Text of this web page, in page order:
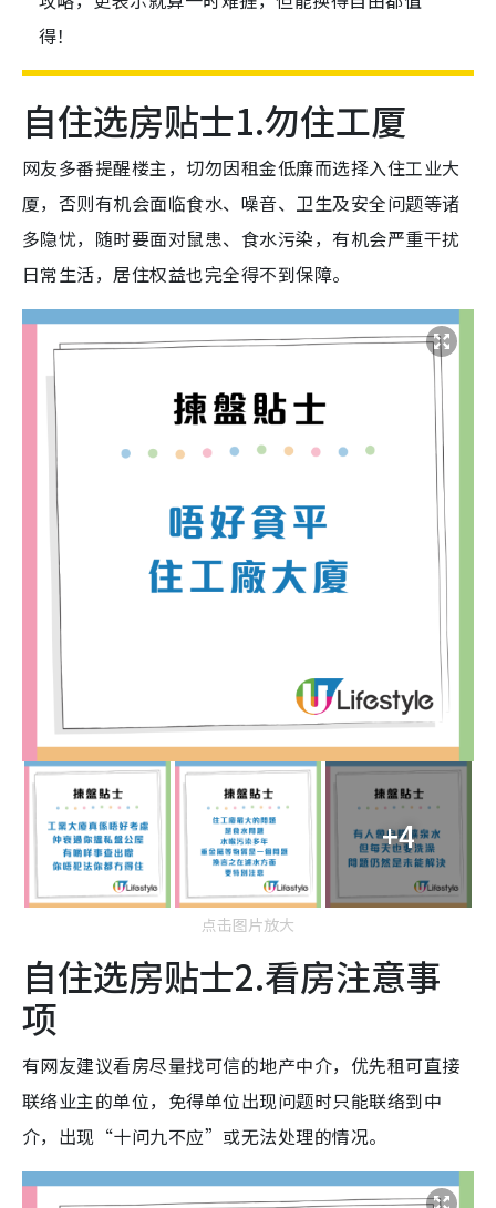
得！
自住选房贴士1.勿住工厦
网友多番提醒楼主，切勿因租金低廉而选择入住工业大
厦，否则有机会面临食水、噪音、卫生及安全问题等诸
多隐忧，随时要面对鼠患、食水污染，有机会严重干扰
日常生活，居住权益也完全得不到保障。
+4
点击图片放大
自住选房贴士2.看房注意事
项
有网友建议看房尽量找可信的地产中介，优先租可直接
联络业主的单位，免得单位出现问题时只能联络到中
介，出现“十问九不应”或无法处理的情况。